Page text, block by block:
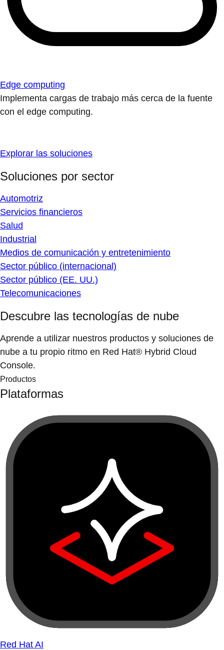
Edge computing
Implementa cargas de trabajo más cerca de la fuente
con el edge computing.
Explorar las soluciones
Soluciones por sector
Automotriz
Servicios financieros
Salud
Industrial
Medios de comunicación y entretenimiento
Sector público (internacional)
Sector público (EE. UU.)
Telecomunicaciones
Descubre las tecnologías de nube
Aprende a utilizar nuestros productos y soluciones de
nube a tu propio ritmo en Red Hat® Hybrid Cloud
Console.
Productos
Plataformas
Red Hat AI